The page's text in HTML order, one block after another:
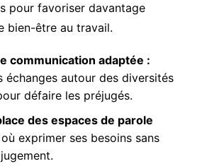
pour favoriser davantage
bien-être au travail.
communication adaptée :
échanges autour des diversités
défaire les préjugés.
des espaces de parole
où exprimer ses besoins sans